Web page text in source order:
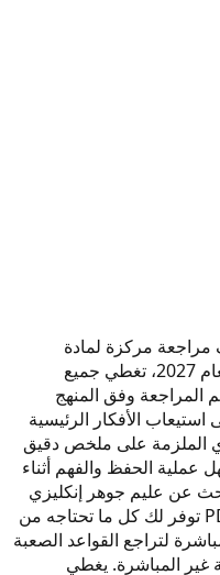
مراجعة مركزة لمادة
الإنكليزي للصف السادس الإعدادي للعام 2027، تغطي جميع
المراجعة وفق المنهج
الأفكار الرئيسية
الملزمة على ملخص دقيق
الحفظ والفهم أثناء
عن عليم جوهر إنكليزي
2027، فهذه النسخة الحديثة بصيغة PDF توفر لك كل ما تحتاجه من
لتراجع القواعد الصعبة
غير المباشرة. يغطي